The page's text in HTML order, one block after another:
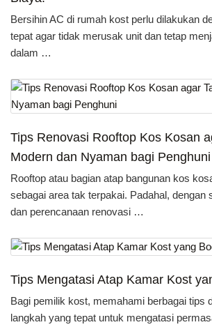
Bersihin AC di rumah kost perlu dilakukan
tepat agar tidak merusak unit dan tetap
dalam …
Tips Renovasi Rooftop Kos Kosan
Modern dan Nyaman bagi Penghuni
Rooftop atau bagian atap bangunan kos
sebagai area tak terpakai. Padahal, dengan
dan perencanaan renovasi …
Tips Mengatasi Atap Kamar Kost
Bagi pemilik kost, memahami berbagai tips
langkah yang tepat untuk mengatasi